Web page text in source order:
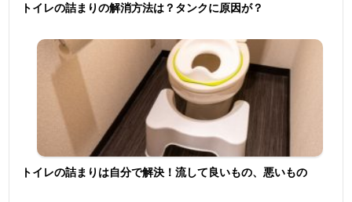
トイレの詰まりの解消方法は？タンクに原因が？
トイレの詰まりは自分で解決！流して良いもの、悪いもの